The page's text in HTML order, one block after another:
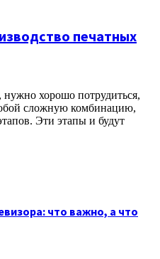
печатных
нужно хорошо потрудиться,
сложную комбинацию,
Эти этапы и будут
что важно, а что